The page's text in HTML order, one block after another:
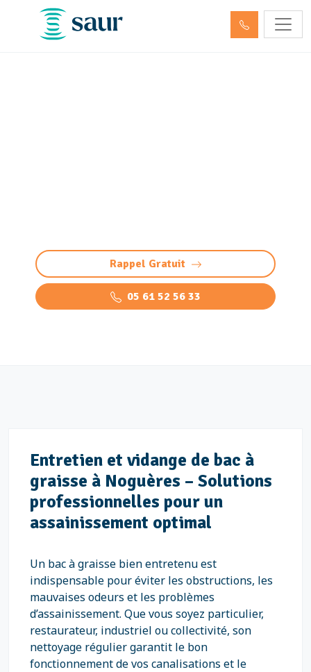
Rappel Gratuit
05 61 52 56 33
Entretien et vidange de bac à
graisse à Noguères – Solutions
professionnelles pour un
assainissement optimal
Un bac à graisse bien entretenu est
indispensable pour éviter les obstructions, les
mauvaises odeurs et les problèmes
d’assainissement. Que vous soyez particulier,
restaurateur, industriel ou collectivité, son
nettoyage régulier garantit le bon
fonctionnement de vos canalisations et le